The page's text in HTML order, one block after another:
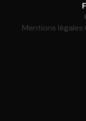
Mentions légales·